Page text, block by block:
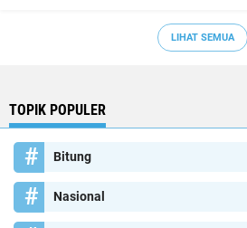
LIHAT SEMUA
TOPIK POPULER
Bitung
Nasional